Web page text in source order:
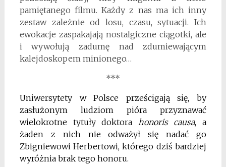
pamiętanego filmu. Każdy z nas ma ich inny
zestaw zależnie od losu, czasu, sytuacji. Ich
ewokacje zaspakajają nostalgiczne ciągotki, ale
i wywołują zadumę nad zdumiewającym
kalejdoskopem minionego…
***
Uniwersytety w Polsce prześcigają się, by
zasłużonym ludziom pióra przyznawać
wielokrotne tytuły doktora honoris causa, a
żaden z nich nie odważył się nadać go
Zbigniewowi Herbertowi, którego dziś bardziej
wyróżnia brak tego honoru.